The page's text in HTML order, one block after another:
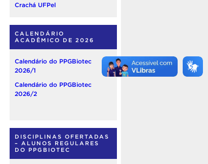
Crachá UFPel
CALENDÁRIO
ACADÊMICO DE 2026
Calendário do PPGBiotec
2026/1
Calendário do PPGBiotec
2026/2
DISCIPLINAS OFERTADAS
– ALUNOS REGULARES
DO PPGBIOTEC